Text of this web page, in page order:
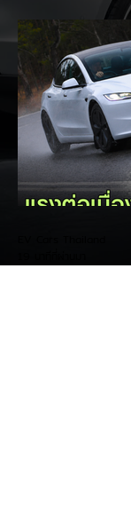
รายงานสถิติยอดจด
ประเทศไทย ประจำเ
ยอดจดทะเบียนรวม
คัน โดยค่ายยักษ์ใ
TOYOTA ยังคงสร้
ด้วยยอดจดทะเบีย
คัน ครองส่วนแบ่ง
ได้อย่างมั่นคงและทิ้
รายละเอียดจากสถิติ: - ภาพรวมแบรน
TOYOTA คว้าอันดั
ประเภทที่ 19,564
1 ใน 3 ของยอดจด